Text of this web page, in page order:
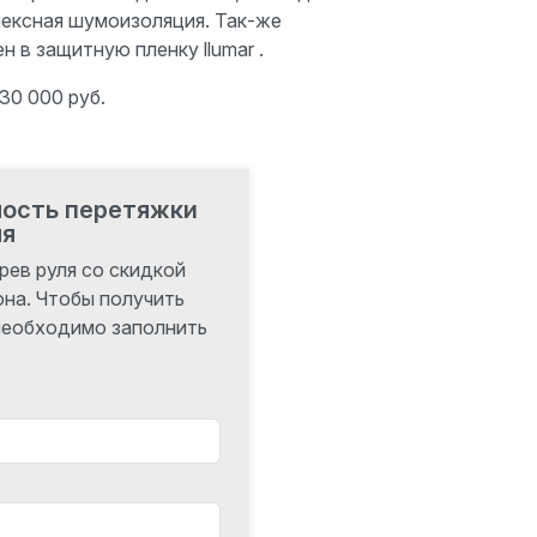
шумоизоляция. Так-же
в защитную пленку llumar .
000 руб.
перетяжки
руля со скидкой
Чтобы получить
заполнить